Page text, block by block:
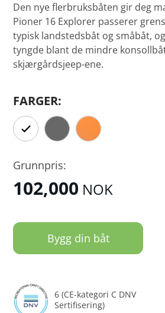
Den nye flerbruksbåten gir deg
Pioner 16 Explorer passerer
typisk landstedsbåt og småbåt,
tyngde blant de mindre
skjærgårdsjeep-ene.
FARGER:
Grunnpris:
102,000 NOK
Bygg din båt
6 (CE-kategori C DNV
Sertifisering)